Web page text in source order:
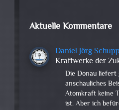
Aktuelle Kommentare
Daniel Jörg
Kraftwerke der
Die Donau liefert
anschauliches
Atomkraft keine
ist. Aber ich